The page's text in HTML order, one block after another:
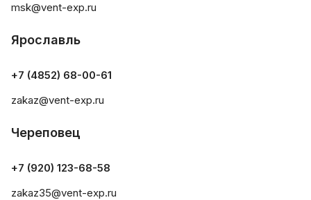
msk@vent-exp.ru
Ярославль
+7 (4852) 68-00-61
zakaz@vent-exp.ru
Череповец
+7 (920) 123-68-58
zakaz35@vent-exp.ru